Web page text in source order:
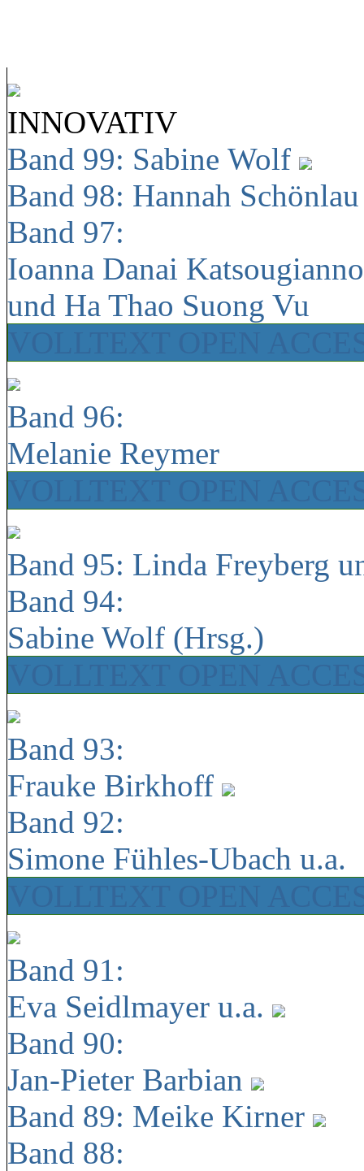
INNOVATIV
Band 99: Sabine Wolf
Band 98: Hannah
Band 97:
Ioanna Danai
und Ha Thao Suong Vu
Band 96:
Melanie Reymer
Band 95: Linda Freyberg
Band 94:
Sabine Wolf (Hrsg.)
Band 93:
Frauke Birkhoff
Band 92:
Simone Fühles-Ubach u.a.
Band 91:
Eva Seidlmayer u.a.
Band 90:
Jan-Pieter Barbian
Band 89: Meike Kirner
Band 88: